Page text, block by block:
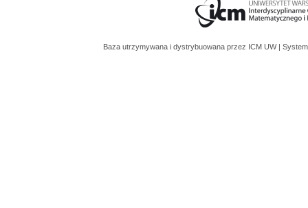
Baza utrzymywana i dystrybuowana przez ICM UW |